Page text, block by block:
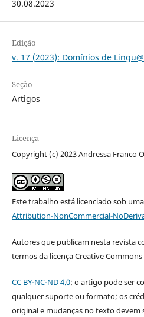
30.08.2023
Edição
v. 17 (2023): Domínios de
Seção
Artigos
Licença
Copyright (c) 2023 Andressa Franco
Este trabalho está licenciado sob
Attribution-NonCommercial-
Autores que publicam nesta revista
termos da licença Creative Commons
CC BY-NC-ND 4.0: o artigo pode ser
qualquer suporte ou formato; os
original e mudanças no texto devem